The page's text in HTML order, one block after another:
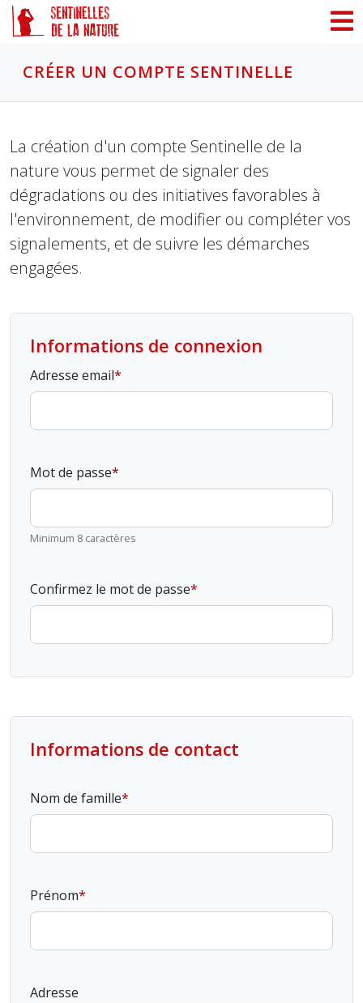
CRÉER UN COMPTE SENTINELLE
La création d'un compte Sentinelle de la
nature vous permet de signaler des
dégradations ou des initiatives favorables à
l'environnement, de modifier ou compléter vos
signalements, et de suivre les démarches
engagées.
Informations de connexion
Adresse email
Mot de passe
Minimum 8 caractères
Confirmez le mot de passe
Informations de contact
Nom de famille
Prénom
Adresse
Panneau de gestion des cookies